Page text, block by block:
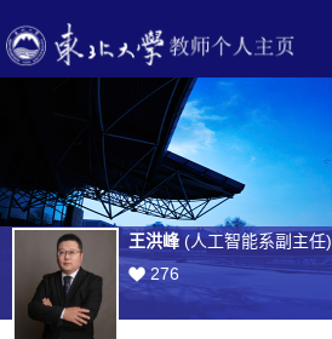
王洪峰(人工智能系副主任)
276